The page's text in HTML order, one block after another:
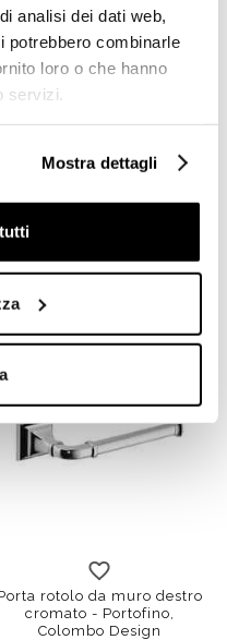
analisi dei dati web,
potrebbero combinarle
loro o che hanno
servizi.
Mostra dettagli
Porta rotolo da muro
€ 99,92 € 68,00
rotolo da muro destro
cromato - Portofino,
Colombo Design